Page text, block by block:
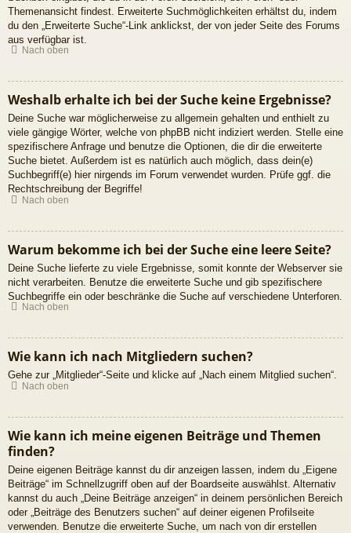
Themenansicht findest. Erweiterte Suchmöglichkeiten erhältst du, indem
du den „Erweiterte Suche“-Link anklickst, der von jeder Seite des Forums
aus verfügbar ist.
Nach oben
Weshalb erhalte ich bei der Suche keine Ergebnisse?
Deine Suche war möglicherweise zu allgemein gehalten und enthielt zu
viele gängige Wörter, welche von phpBB nicht indiziert werden. Stelle eine
spezifischere Anfrage und benutze die Optionen, die dir die erweiterte
Suche bietet. Außerdem ist es natürlich auch möglich, dass dein(e)
Suchbegriff(e) hier nirgends im Forum verwendet wurden. Prüfe ggf. die
Rechtschreibung der Begriffe!
Nach oben
Warum bekomme ich bei der Suche eine leere Seite?
Deine Suche lieferte zu viele Ergebnisse, somit konnte der Webserver sie
nicht verarbeiten. Benutze die erweiterte Suche und gib spezifischere
Suchbegriffe ein oder beschränke die Suche auf verschiedene Unterforen.
Nach oben
Wie kann ich nach Mitgliedern suchen?
Gehe zur „Mitglieder“-Seite und klicke auf „Nach einem Mitglied suchen“.
Nach oben
Wie kann ich meine eigenen Beiträge und Themen
finden?
Deine eigenen Beiträge kannst du dir anzeigen lassen, indem du „Eigene
Beiträge“ im Schnellzugriff oben auf der Boardseite auswählst. Alternativ
kannst du auch „Deine Beiträge anzeigen“ in deinem persönlichen Bereich
oder „Beiträge des Benutzers suchen“ auf deiner eigenen Profilseite
verwenden. Benutze die erweiterte Suche, um nach von dir erstellen